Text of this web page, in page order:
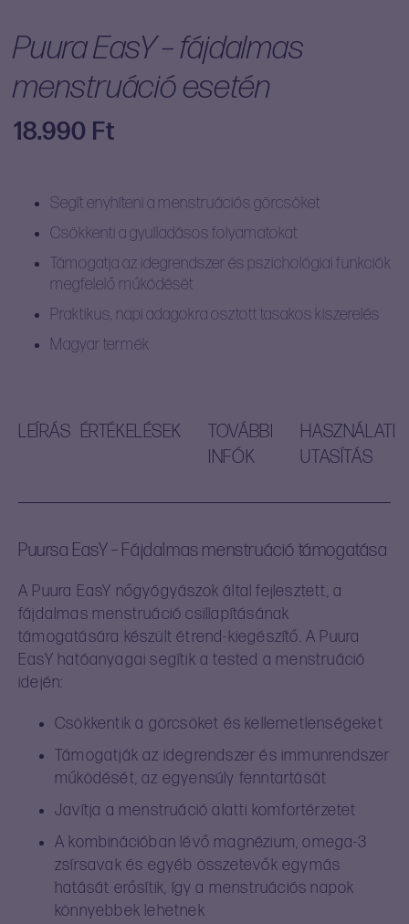
Puura EasY – fájdalmas
menstruáció esetén
18.990 Ft
Segít enyhíteni a menstruációs görcsöket
Csökkenti a gyulladásos folyamatokat
Támogatja az idegrendszer és pszichológiai funkciók
megfelelő működését
Praktikus, napi adagokra osztott tasakos kiszerelés
Magyar termék
LEÍRÁS ÉRTÉKELÉSEK
TOVÁBBI
INFÓK
HASZNÁLATI
UTASÍTÁS
Puursa EasY – Fájdalmas menstruáció támogatása
A Puura EasY nőgyógyászok által fejlesztett, a
fájdalmas menstruáció csillapításának
támogatására készült étrend-kiegészítő. A Puura
EasY hatóanyagai segítik a tested a menstruáció
idején:
Csökkentik a görcsöket és kellemetlenségeket
Támogatják az idegrendszer és immunrendszer
működését, az egyensúly fenntartását
Javítja a menstruáció alatti komfortérzetet
A kombinációban lévő magnézium, omega‑3
zsírsavak és egyéb összetevők egymás
hatását erősítik, így a menstruációs napok
könnyebbek lehetnek